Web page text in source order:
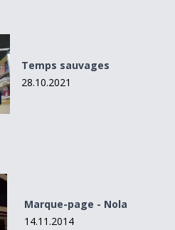
Temps sauvages
28.10.2021
Marque-page - Nola
14.11.2014